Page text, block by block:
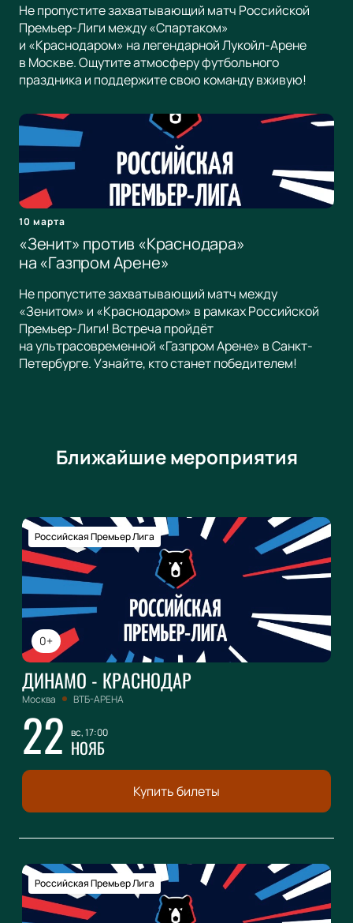
Не пропустите захватывающий матч Российской
Премьер-Лиги между «Спартаком»
и «Краснодаром» на легендарной Лукойл-Арене
в Москве. Ощутите атмосферу футбольного
праздника и поддержите свою команду вживую!
10 марта
«Зенит» против «Краснодара»
на «Газпром Арене»
Не пропустите захватывающий матч между
«Зенитом» и «Краснодаром» в рамках Российской
Премьер-Лиги! Встреча пройдёт
на ультрасовременной «Газпром Арене» в Санкт-
Петербурге. Узнайте, кто станет победителем!
Ближайшие мероприятия
0+
Российская Премьер Лига
ДИНАМО - КРАСНОДАР
Москва ВТБ-АРЕНА
22 вс, 17:00
НОЯБ
Купить билеты
Российская Премьер Лига